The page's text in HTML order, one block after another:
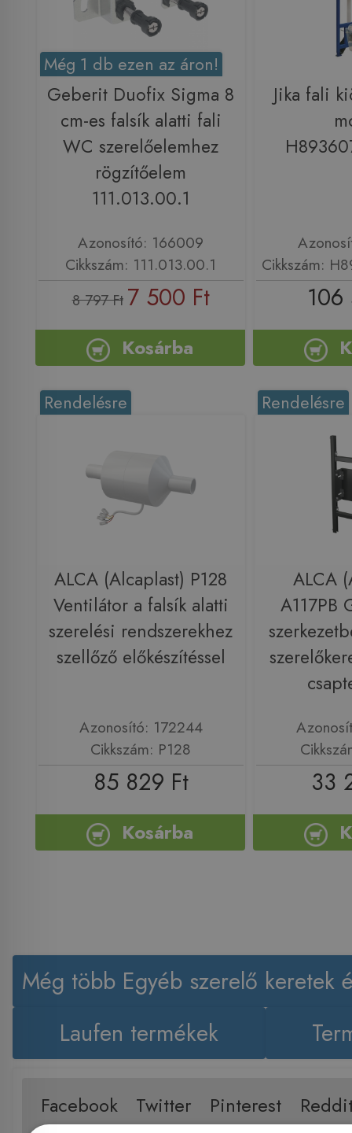
Még 1 db ezen az áron!
Geberit Duofix Sigma 8
cm-es falsík alatti fali
WC szerelőelemhez
rögzítőelem
111.013.00.1
Azonosító: 166009
Cikkszám: 111.013.00.1
8 797 Ft 7 500 Ft
Kosárba
Jika fali
Cikkszám:
106
Rendelésre
ALCA (Alcaplast) P128
Ventilátor a falsík alatti
szerelési rendszerekhez
szellőző előkészítéssel
Azonosító: 172244
Cikkszám: P128
85 829 Ft
Kosárba
Rendelésre
ALCA
A117PB
33
Még több Egyéb szerelő keretek
Laufen termékek
Facebook Twitter Pinterest